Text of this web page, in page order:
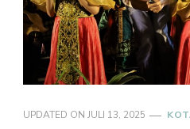
UPDATED ON JULI 13, 2025